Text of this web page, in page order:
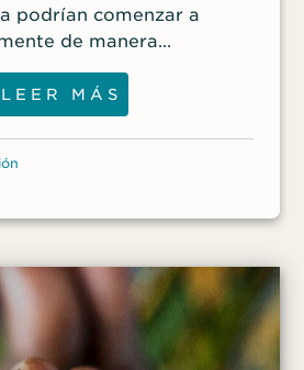
podrían comenzar a
de manera
10 de octubre. Sin
octubre, la iglesia casera
en Santa Clara recibió la
para los servicios
hermanos y hermanas
restricciones del gobierno
por que el gobierno
Haga clic aquí
sobre la persecución
LEER MÁS